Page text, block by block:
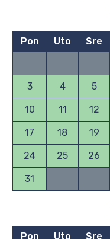
Pon Uto Sre
3 4 5
10 11 12
17 18 19
24 25 26
31
Pon Uto Sre